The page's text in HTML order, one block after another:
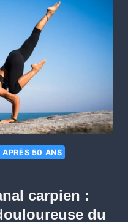
APRÈS 50 ANS
carpien :
du